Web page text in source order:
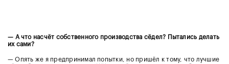
— А что насчёт собственного производства сёдел? Пытались делать
их сами?
— Опять же я предпринимал попытки, но пришёл к тому, что лучшие